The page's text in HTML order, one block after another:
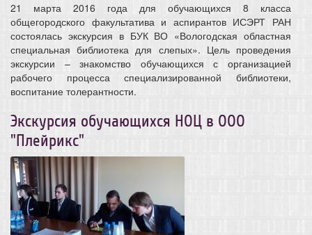
21 марта 2016 года для обучающихся 8 класса
общегородского факультатива и аспирантов ИСЭРТ РАН
состоялась экскурсия в БУК ВО «Вологодская областная
специальная библиотека для слепых». Цель проведения
экскурсии – знакомство обучающихся с организацией
рабочего процесса специализированной библиотеки,
воспитание толерантности.
Экскурсия обучающихся НОЦ в ООО
"Плейрикс"